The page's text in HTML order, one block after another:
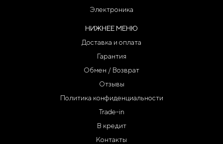
Электроника
НИЖНЕЕ МЕНЮ
Доставка и оплата
Гарантия
Обмен / Возврат
Отзывы
Политика конфиденциальности
Trade-in
В кредит
Контакты